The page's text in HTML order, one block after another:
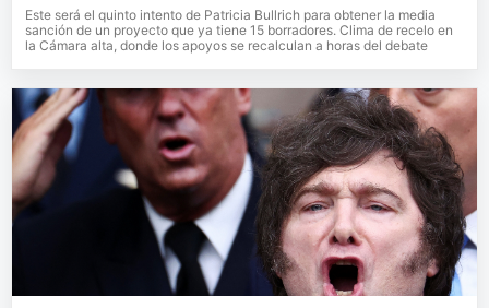
Este será el quinto intento de Patricia Bullrich para obtener la media
sanción de un proyecto que ya tiene 15 borradores. Clima de recelo en
la Cámara alta, donde los apoyos se recalculan a horas del debate